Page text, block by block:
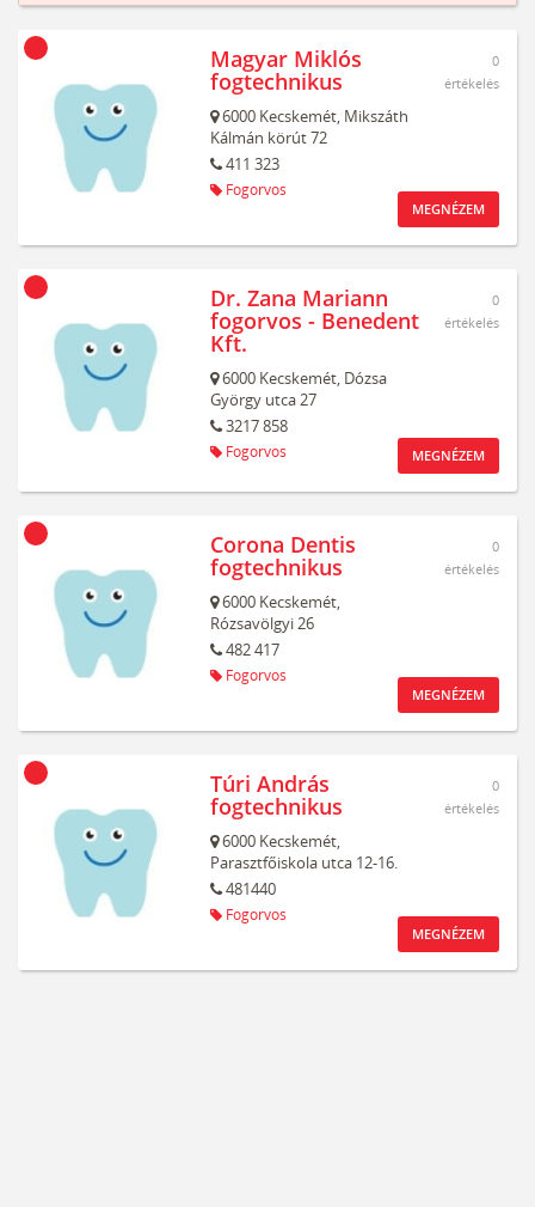
Magyar Miklós
fogtechnikus
6000 Kecskemét, Mikszáth
Kálmán körút 72
411 323
Fogorvos
0
értékelés
MEGNÉZEM
Dr. Zana Mariann
fogorvos - Benedent
Kft.
6000 Kecskemét, Dózsa
György utca 27
3217 858
Fogorvos
0
értékelés
MEGNÉZEM
Corona Dentis
fogtechnikus
6000 Kecskemét,
Rózsavölgyi 26
482 417
Fogorvos
0
értékelés
MEGNÉZEM
Túri András
fogtechnikus
6000 Kecskemét,
Parasztfőiskola utca 12-16.
481440
Fogorvos
0
értékelés
MEGNÉZEM